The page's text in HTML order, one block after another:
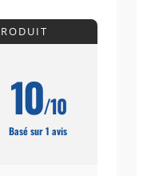
10/10
Basé sur 1 avis